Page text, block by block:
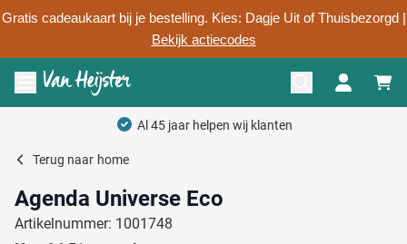
Gratis cadeaukaart bij je bestelling. Kies: Dagje Uit of Thuisbezorgd |
Bekijk actiecodes
Ga naar de inhoud
Menu openen
Al 45 jaar helpen wij klanten
Terug naar home
Agenda Universe Eco
Artikelnummer: 1001748